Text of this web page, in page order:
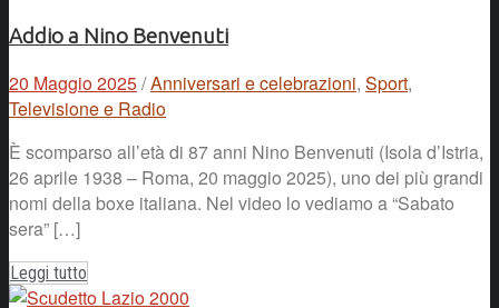
Addio a Nino Benvenuti
20 Maggio 2025/Anniversari e celebrazioni, Sport,
Televisione e Radio
È scomparso all’età di 87 anni Nino Benvenuti (Isola d’Istria,
26 aprile 1938 – Roma, 20 maggio 2025), uno dei più grandi
nomi della boxe italiana. Nel video lo vediamo a “Sabato
sera” […]
Leggi tutto